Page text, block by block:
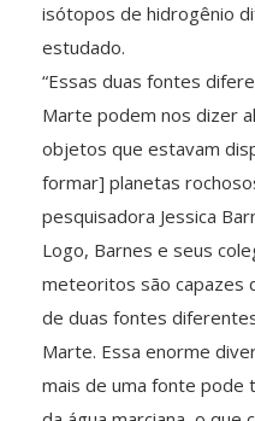
isótopos de hidrogênio
estudado.
“Essas duas fontes
Marte podem nos dizer
objetos que estavam
formar] planetas
pesquisadora Jessica
Logo, Barnes e seus
meteoritos são capazes
de duas fontes
Marte. Essa enorme
mais de uma fonte pode